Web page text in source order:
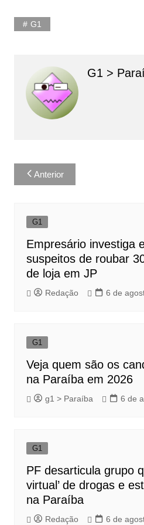
G1
G1 >
Navegação
de
Anterior
G1
Empresário investiga
suspeitos de roubar
de loja em JP
Redação 6 de
G1
Veja quem são os
na Paraíba em 2026
g1 > Paraíba 6 de
G1
PF desarticula grupo
virtual’ de drogas e
na Paraíba
Redação 6 de